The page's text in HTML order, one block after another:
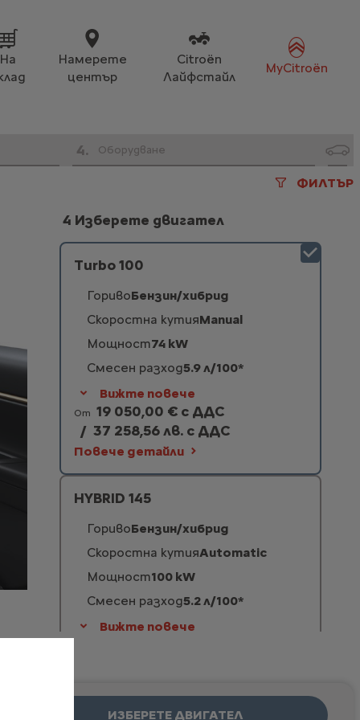
На
Намерете
център
Citroën
Лайфстайл
MyCitroën
4. Оборудване
ФИЛТЪР
4 Изберете двигател
Turbo 100
ГоривоБензин/хибрид
Скоростна кутияManual
Мощност74 kW
Смесен разход5.9 л/100*
Вижте повече
От 19 050,00 € с ДДС
/ 37 258,56 лв. с ДДС
Повече детайли
HYBRID 145
ГоривоБензин/хибрид
Скоростна кутияAutomatic
Мощност100 kW
Смесен разход5.2 л/100*
Вижте повече
ИЗБЕРЕТЕ ДВИГАТЕЛ